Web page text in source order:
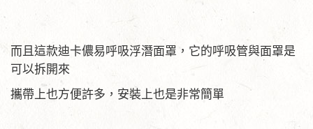
而且這款迪卡儂易呼吸浮潛面罩，它的呼吸管與面罩是
可以拆開來
攜帶上也方便許多，安裝上也是非常簡單